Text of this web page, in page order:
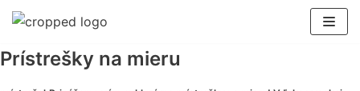
Preskočiť
obsah
Prístrešky na mieru